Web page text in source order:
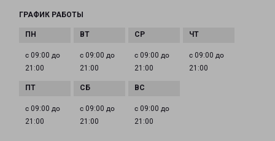
ГРАФИК РАБОТЫ
с 09:00 до
21:00
с 09:00 до
21:00
с 09:00 до
21:00
с 09:00 до
21:00
с 09:00 до
21:00
с 09:00 до
21:00
с 09:00 до
21:00